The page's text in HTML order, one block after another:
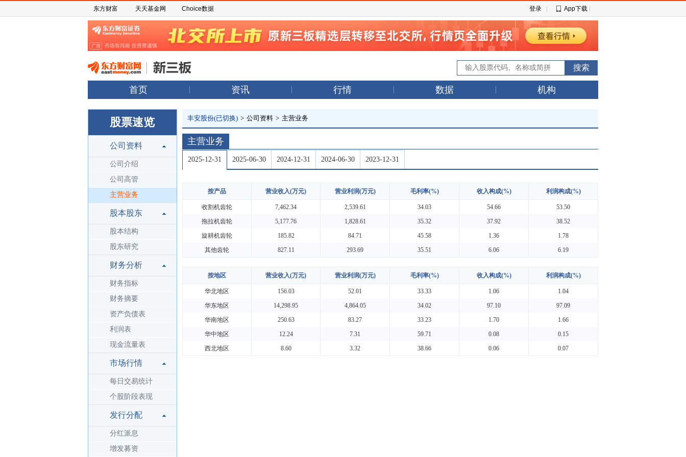
东方财富 天天基金网 Choice数据 登录 App下载
首页 资讯 行情 数据 机构
股票速览
公司资料
公司介绍
公司高管
主营业务
股本股东
股本结构
股东研究
财务分析
财务指标
财务摘要
资产负债表
利润表
现金流量表
市场行情
每日交易统计
个股阶段表现
发行分配
分红派息
增发募资
丰安股份(已切换) > 公司资料 > 主营业务
主营业务
2025-12-31 2025-06-30 2024-12-31 2024-06-30 2023-12-31
按产品 营业收入(万元) 营业利润(万元) 毛利率(%) 收入构成(%) 利润构成(%)
收割机齿轮 7,462.34 2,539.61 34.03 54.66
53.50
拖拉机齿轮
5,177.76 1,828.61 35.32 37.92
38.52
旋耕机齿轮
185.82 84.71 45.58 1.36
1.78
其他齿轮
827.11 293.69 35.51 6.06 6.19
按地区 营业收入(万元) 营业利润(万元) 毛利率(%) 收入构成(%) 利润构成(%)
华北地区 156.03 52.01 33.33 1.06
1.04
华东地区
14,298.95 4,864.05 34.02 97.10
97.09
华南地区
250.63 83.27 33.23 1.70
1.66
华中地区
12.24 7.31 59.71 0.08
0.15
西北地区
8.60 3.32 38.66 0.06 0.07